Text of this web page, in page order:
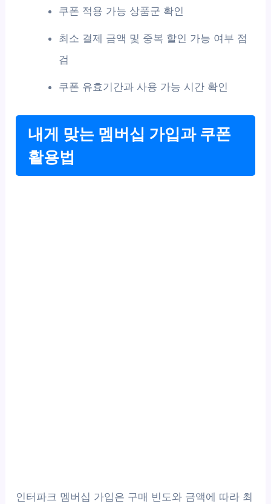
쿠폰 적용 가능 상품군 확인
최소 결제 금액 및 중복 할인 가능 여부 점
검
쿠폰 유효기간과 사용 가능 시간 확인
내게 맞는 멤버십 가입과 쿠폰
활용법
인터파크 멤버십 가입은 구매 빈도와 금액에 따라 최